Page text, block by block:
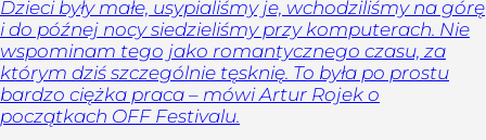
Dzieci były małe, usypialiśmy je, wchodziliśmy na górę
i do późnej nocy siedzieliśmy przy komputerach. Nie
wspominam tego jako romantycznego czasu, za
którym dziś szczególnie tęsknię. To była po prostu
bardzo ciężka praca – mówi Artur Rojek o
początkach OFF Festivalu.